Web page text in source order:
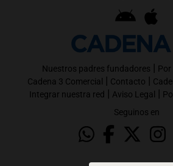
Nuestros padres fundadores |
Cadena 3 Comercial | Contacto |
Integrar nuestra red | Aviso Legal |
Seguinos en